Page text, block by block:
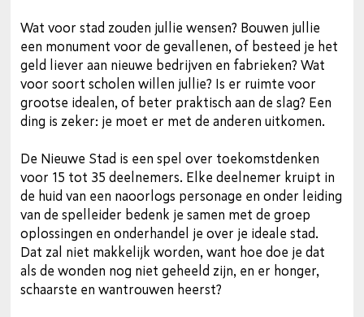
Wat voor stad zouden jullie wensen? Bouwen jullie
een monument voor de gevallenen, of besteed je het
geld liever aan nieuwe bedrijven en fabrieken? Wat
voor soort scholen willen jullie? Is er ruimte voor
grootse idealen, of beter praktisch aan de slag? Een
ding is zeker: je moet er met de anderen uitkomen.
De Nieuwe Stad is een spel over toekomstdenken
voor 15 tot 35 deelnemers. Elke deelnemer kruipt in
de huid van een naoorlogs personage en onder leiding
van de spelleider bedenk je samen met de groep
oplossingen en onderhandel je over je ideale stad.
Dat zal niet makkelijk worden, want hoe doe je dat
als de wonden nog niet geheeld zijn, en er honger,
schaarste en wantrouwen heerst?